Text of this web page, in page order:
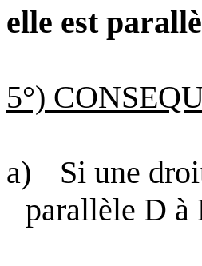
elle est
5°)
a)
Si une
parallèle D à